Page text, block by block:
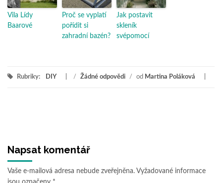
Vila Lídy
Baarové
Proč se vyplatí
pořídit si
zahradní bazén?
Jak postavit
skleník
svépomocí
Rubriky: DIY / Žádné odpovědi / od Martina Poláková
Napsat komentář
Vaše e-mailová adresa nebude zveřejněna. Vyžadované informace